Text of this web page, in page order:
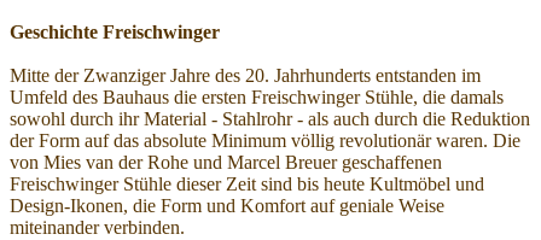
Geschichte Freischwinger
Mitte der Zwanziger Jahre des 20. Jahrhunderts entstanden im
Umfeld des Bauhaus die ersten Freischwinger Stühle, die damals
sowohl durch ihr Material - Stahlrohr - als auch durch die Reduktion
der Form auf das absolute Minimum völlig revolutionär waren. Die
von Mies van der Rohe und Marcel Breuer geschaffenen
Freischwinger Stühle dieser Zeit sind bis heute Kultmöbel und
Design-Ikonen, die Form und Komfort auf geniale Weise
miteinander verbinden.